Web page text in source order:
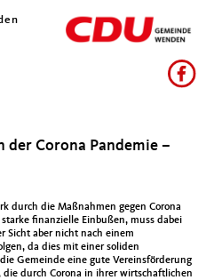
der Corona Pandemie –
durch die Maßnahmen gegen Corona
finanzielle Einbußen, muss dabei
Sicht aber nicht nach einem
da dies mit einer soliden
Gemeinde eine gute Vereinsförderung
durch Corona in ihrer wirtschaftlichen